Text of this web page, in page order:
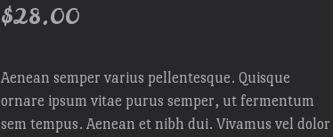
$28.00
Aenean semper varius pellentesque. Quisque
ornare ipsum vitae purus semper, ut fermentum
sem tempus. Aenean et nibh dui. Vivamus vel dolor